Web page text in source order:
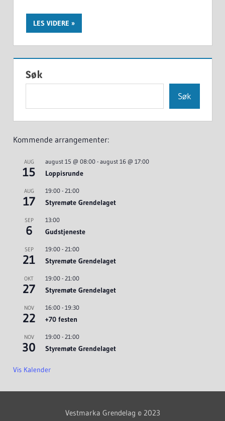
LES VIDERE
Søk
Søk
Kommende arrangementer:
AUG
15
august 15 @ 08:00- august 16 @ 17:00
Loppisrunde
AUG
17
19:00- 21:00
Styremøte Grendelaget
SEP
6
13:00
Gudstjeneste
SEP
21
19:00- 21:00
Styremøte Grendelaget
OKT
27
19:00- 21:00
Styremøte Grendelaget
NOV
22
16:00- 19:30
+70 festen
NOV
30
19:00- 21:00
Styremøte Grendelaget
Vis Kalender
Vestmarka Grendelag © 2023